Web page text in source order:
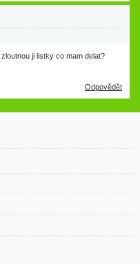
ji listky co mam delat?
Odpovědět